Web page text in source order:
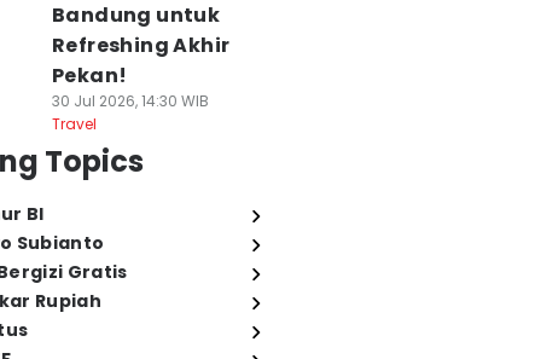
Bandung untuk
Refreshing Akhir
Pekan!
30 Jul 2026, 14:30 WIB
Travel
Topics
BI
Subianto
Gratis
Rupiah